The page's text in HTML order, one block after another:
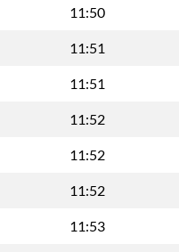
11:50
11:51
11:51
11:52
11:52
11:52
11:53